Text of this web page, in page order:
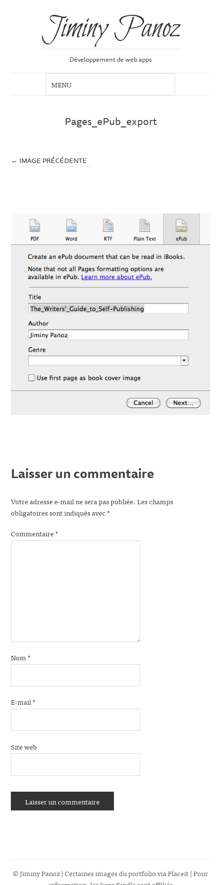
Jiminy Panoz
Développement de web apps
Pages_ePub_export
← IMAGE PRÉCÉDENTE
Laisser un commentaire
Votre adresse e-mail ne sera pas publiée. Les champs
obligatoires sont indiqués avec*
Commentaire*
Nom*
E-mail*
Site web
© Jiminy Panoz | Certaines images du portfolio viaPlaceit| Pour